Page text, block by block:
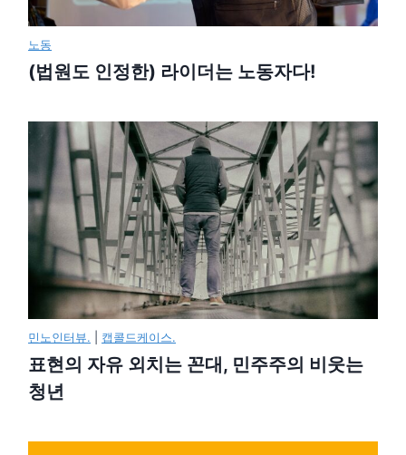
노동
(법원도 인정한) 라이더는 노동자다!
민노인터뷰. 캡콜드케이스.
표현의 자유 외치는 꼰대, 민주주의 비웃는
청년